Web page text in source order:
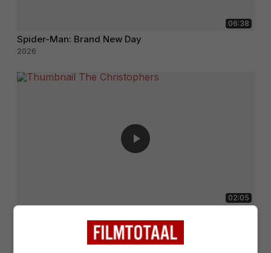
06:38
Spider-Man: Brand New Day
2026
02:05